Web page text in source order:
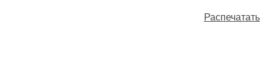
Распечатать